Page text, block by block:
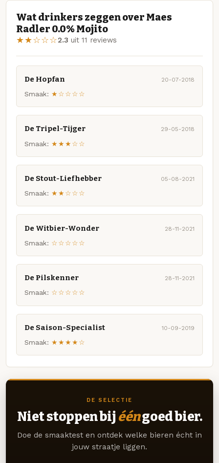
Wat drinkers zeggen over Maes
Radler 0.0% Mojito
★★☆☆☆2.3 uit 11 reviews
De Hopfan 20-07-2018
Smaak: ★☆☆☆☆
De Tripel-Tijger 29-05-2018
Smaak: ★★★☆☆
De Stout-Liefhebber 05-08-2021
Smaak: ★★☆☆☆
De Witbier-Wonder 28-11-2021
Smaak: ☆☆☆☆☆
De Pilskenner 28-11-2021
Smaak: ☆☆☆☆☆
De Saison-Specialist 10-09-2019
Smaak: ★★★★☆
DE SELECTIE
Niet stoppen bij ééngoed bier.
Doe de smaaktest en ontdek welke bieren écht in
jouw straatje liggen.